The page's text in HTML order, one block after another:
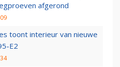
afgerond
toont interieur van nieuwe
E2